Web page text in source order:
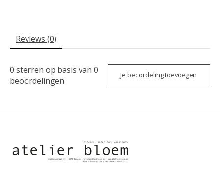
Reviews (0)
0 sterren op basis van 0
beoordelingen
Je beoordeling toevoegen